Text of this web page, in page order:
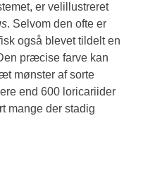
er velillustreret
. Selvom den ofte er
også blevet tildelt en
præcise farve kan
mønster af sorte
end 600 loricariider
mange der stadig